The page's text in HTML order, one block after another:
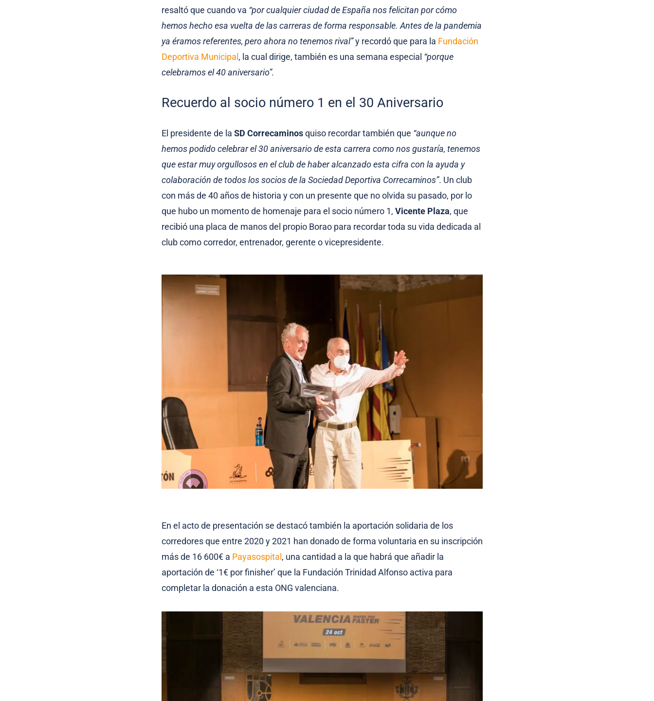
resaltó que cuando va “por cualquier ciudad de España nos felicitan por cómo
hemos hecho esa vuelta de las carreras de forma responsable. Antes de la pandemia
ya éramos referentes, pero ahora no tenemos rival”y recordó que para la Fundación
Deportiva Municipal, la cual dirige, también es una semana especial “porque
celebramos el 40 aniversario”.
Recuerdo al socio número 1 en el 30 Aniversario
El presidente de la SD Correcaminosquiso recordar también que “aunque no
hemos podido celebrar el 30 aniversario de esta carrera como nos gustaría, tenemos
que estar muy orgullosos en el club de haber alcanzado esta cifra con la ayuda y
colaboración de todos los socios de la Sociedad Deportiva Correcaminos”. Un club
con más de 40 años de historia y con un presente que no olvida su pasado, por lo
que hubo un momento de homenaje para el socio número 1, Vicente Plaza, que
recibió una placa de manos del propio Borao para recordar toda su vida dedicada al
club como corredor, entrenador, gerente o vicepresidente.
En el acto de presentación se destacó también la aportación solidaria de los
corredores que entre 2020 y 2021 han donado de forma voluntaria en su inscripción
más de 16 600€ a Payasospital, una cantidad a la que habrá que añadir la
aportación de ‘1€ por finisher’ que la Fundación Trinidad Alfonso activa para
completar la donación a esta ONG valenciana.